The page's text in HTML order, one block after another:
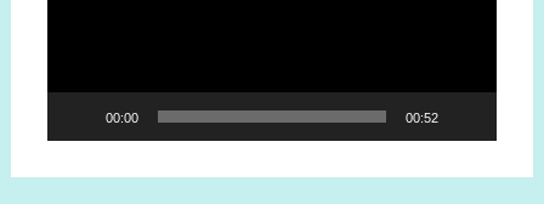
00:00 00:52